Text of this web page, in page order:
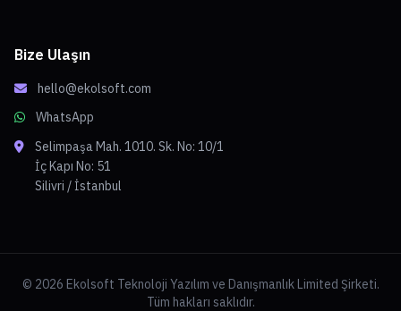
Bize Ulaşın
hello@ekolsoft.com
WhatsApp
Selimpaşa Mah. 1010. Sk. No: 10/1
İç Kapı No: 51
Silivri / İstanbul
© 2026 Ekolsoft Teknoloji Yazılım ve Danışmanlık Limited Şirketi.
Tüm hakları saklıdır.